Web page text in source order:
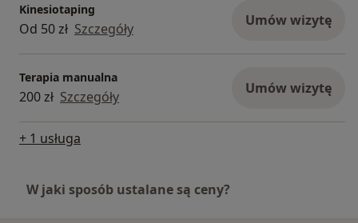
Kinesiotaping
Od 50 zł Szczegóły Umów wizytę
Terapia manualna
200 zł Szczegóły Umów wizytę
+ 1 usługa
W jaki sposób ustalane są ceny?